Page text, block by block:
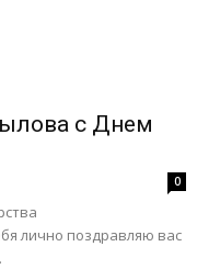
с Днем
0
лично поздравляю вас